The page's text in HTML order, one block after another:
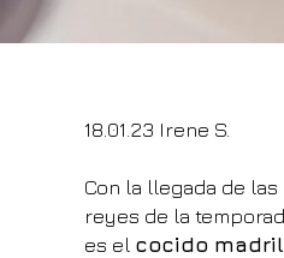
18.01.23 Irene S.
Con la llegada de
reyes de la
es el cocido